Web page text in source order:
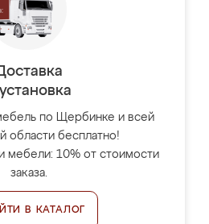
по Щербинке и всей
области бесплатно!
мебели: 10% от стоимости
заказа.
В КАТАЛОГ